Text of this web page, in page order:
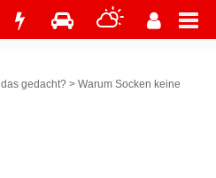
gedacht? > Warum Socken keine